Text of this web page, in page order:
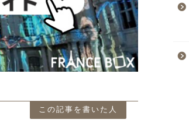
この記事を書いた人